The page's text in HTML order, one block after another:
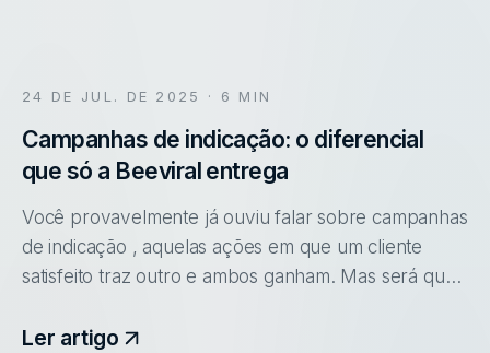
24 DE JUL. DE 2025 · 6 MIN
Campanhas de indicação: o diferencial
que só a Beeviral entrega
Você provavelmente já ouviu falar sobre campanhas
de indicação , aquelas ações em que um cliente
satisfeito traz outro e ambos ganham. Mas será que
por trás de uma campanh
Ler artigo